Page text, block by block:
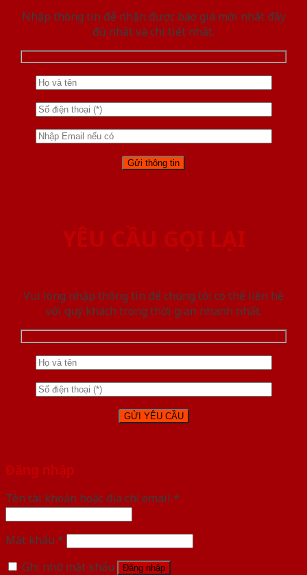
Nhập thông tin để nhận được báo giá mới nhât đầy
đủ nhất và chi tiết nhất.
YÊU CẦU GỌI LẠI
Vui lòng nhập thông tin để chúng tôi có thể liên hệ
với quý khách trong thời gian nhanh nhất.
Đăng nhập
Tên tài khoản hoặc địa chỉ email *
Mật khẩu *
Ghi nhớ mật khẩu
Đăng nhập